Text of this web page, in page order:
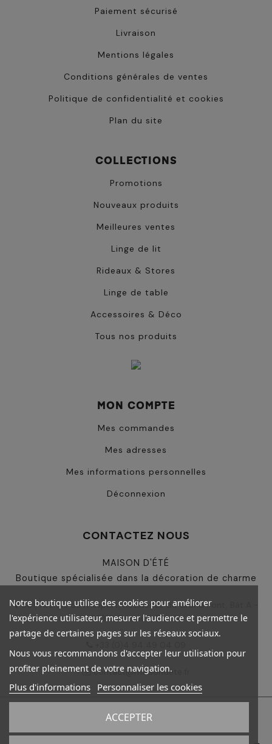
Notre boutique utilise des cookies pour améliorer
l'expérience utilisateur, mesurer l'audience et permettre le
partage de certaines pages sur les réseaux sociaux.
Nous vous recommandons d'accepter leur utilisation pour
profiter pleinement de votre navigation.
Plus d'informations Personnaliser les cookies
ACCEPTER
Paiement sécurisé
Livraison
Mentions légales
Conditions générales de ventes
Politique de confidentialité et cookies
Plan du site
COLLECTIONS
Promotions
Nouveaux produits
Meilleures ventes
Linge de lit
Rideaux & Stores
Linge de table
Accessoires & Déco
Tous nos produits
MON COMPTE
Mes commandes
Mes adresses
Mes informations personnelles
Déconnexion
CONTACTEZ NOUS
MAISON D'ÉTÉ
Boutique spécialisée dans la décoration de charme
501, Avenue de l'Héliport, Résidence du Grand Pont, Bât A -
83310 Grimaud, France
contact@maisondete.fr
2026 - Maison d'été - Tous droits réservés